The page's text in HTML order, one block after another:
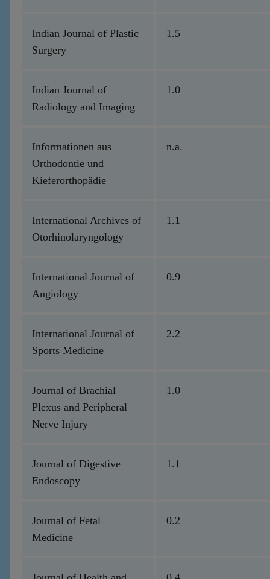
Indian Journal of Plastic
Surgery
1.5
Indian Journal of
Radiology and Imaging
1.0
Informationen aus
Orthodontie und
Kieferorthopädie
n.a.
International Archives of
Otorhinolaryngology
1.1
International Journal of
Angiology
0.9
International Journal of
Sports Medicine
2.2
Journal of Brachial
Plexus and Peripheral
Nerve Injury
1.0
Journal of Digestive
Endoscopy
1.1
Journal of Fetal
Medicine
0.2